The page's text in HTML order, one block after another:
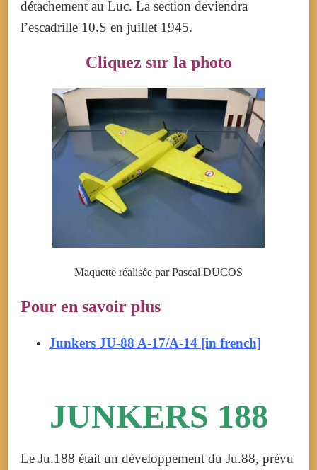
détachement au Luc. La section deviendra
l’escadrille 10.S en juillet 1945.
Cliquez sur la photo
Maquette réalisée par Pascal DUCOS
Pour en savoir plus
Junkers JU-88 A-17/A-14 [in french]
JUNKERS 188
Le Ju.188 était un développement du Ju.88, prévu